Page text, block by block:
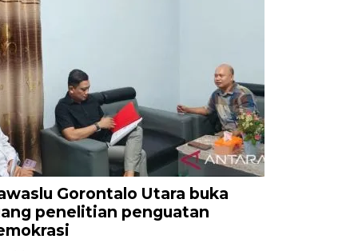
Gorontalo Utara buka
penelitian penguatan